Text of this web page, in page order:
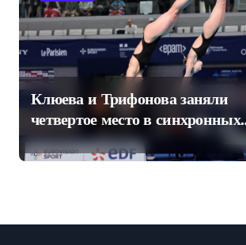
Клюева и Трифонова заняли
четвертое место в синхронных
прыжках в воду на чемпионате
Европы